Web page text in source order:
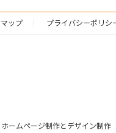
ップ プライバシーポリシ
ームページ制作とデザイン制作